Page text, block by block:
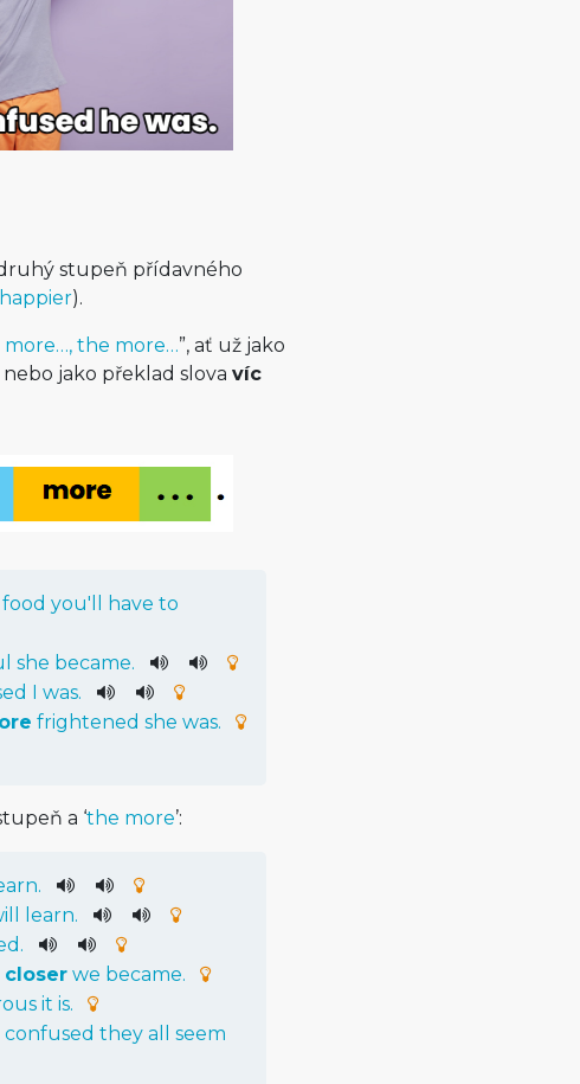
stupeň přídavného
happier).
the more…”, ať už jako
nebo jako překlad slova víc
food you'll have to
she became.
I was.
frightened she was.
a ‘the more’:
.
learn.
.
closer we became.
it is.
confused they all
seem